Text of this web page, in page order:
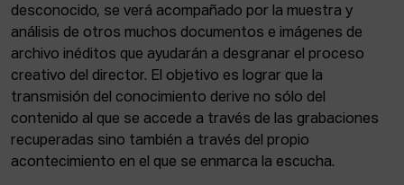
desconocido, se verá acompañado por la muestra y
análisis de otros muchos documentos e imágenes de
archivo inéditos que ayudarán a desgranar el proceso
creativo del director. El objetivo es lograr que la
transmisión del conocimiento derive no sólo del
contenido al que se accede a través de las grabaciones
recuperadas sino también a través del propio
acontecimiento en el que se enmarca la escucha.